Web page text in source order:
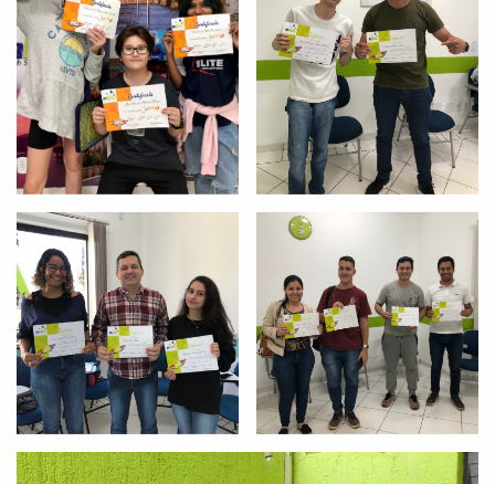
Preencha com seus dados abaixo e
já vamos te colocar em contato
com a
Você é aluno inFlux?
Sim Não